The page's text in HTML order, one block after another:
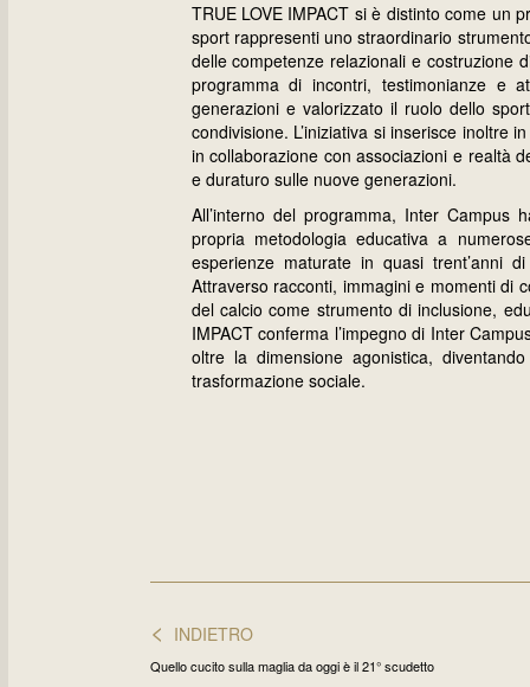
TRUE LOVE IMPACT si è distinto come un
sport rappresenti uno straordinario
delle competenze relazionali e costruzione
programma di incontri, testimonianze e
generazioni e valorizzato il ruolo dello
condivisione. L’iniziativa si inserisce inoltre
in collaborazione con associazioni e realtà
e duraturo sulle nuove generazioni.
All’interno del programma, Inter
propria metodologia educativa a
esperienze maturate in quasi trent’anni
Attraverso racconti, immagini e momenti di
del calcio come strumento di inclusione,
IMPACT conferma l’impegno di Inter
oltre la dimensione agonistica,
trasformazione sociale.
< INDIETRO
Quello cucito sulla maglia da oggi è il 21° scudetto